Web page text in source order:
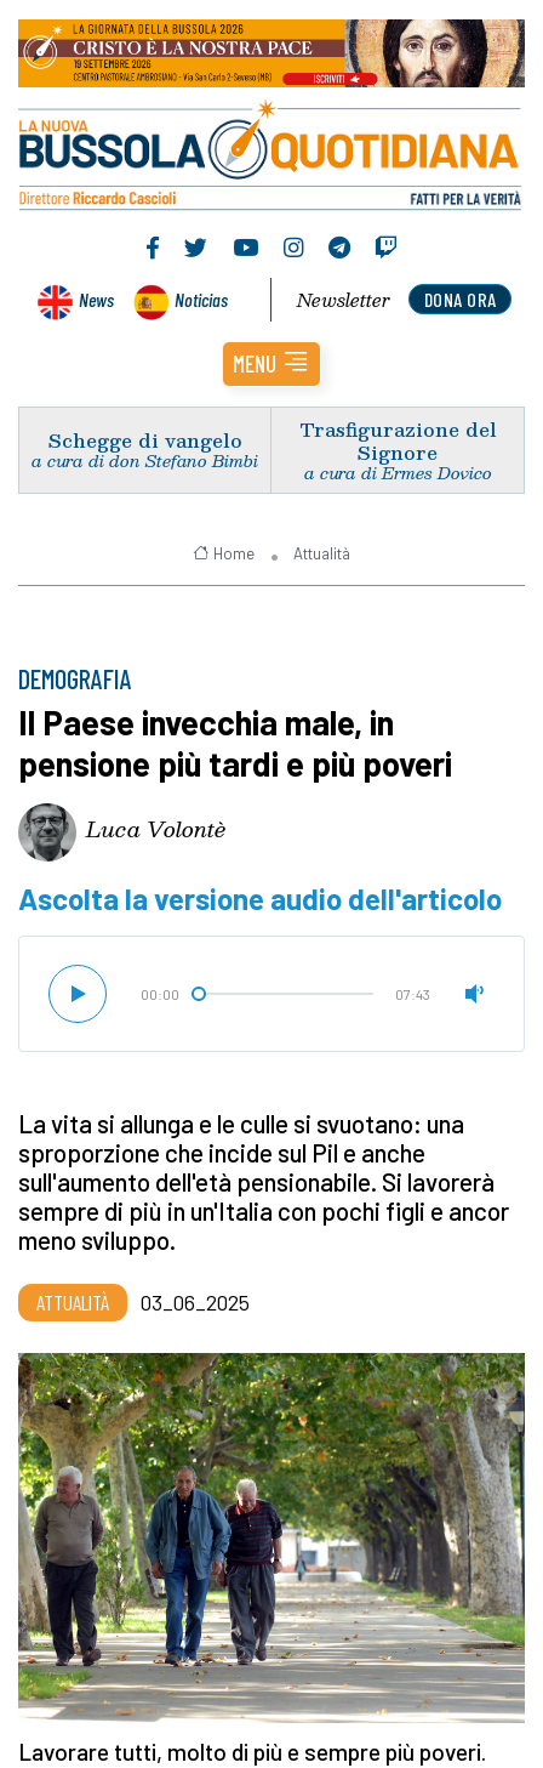
News Noticias DONA ORA
Newsletter
MENU
Schegge di vangelo
a cura di don Stefano Bimbi
Trasfigurazione del
Signore
a cura di Ermes Dovico
Home Attualità
DEMOGRAFIA
Il Paese invecchia male, in
pensione più tardi e più poveri
Luca Volontè
Ascolta la versione audio dell'articolo
00:00 07:43
La vita si allunga e le culle si svuotano: una
sproporzione che incide sul Pil e anche
sull'aumento dell'età pensionabile. Si lavorerà
sempre di più in un'Italia con pochi figli e ancor
meno sviluppo.
ATTUALITÀ 03_06_2025
Lavorare tutti, molto di più e sempre più poveri.